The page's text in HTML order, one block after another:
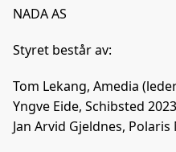
NADA AS
Styret består av:
Tom Lekang, Amedia
Yngve Eide, Schibsted
Jan Arvid Gjeldnes,